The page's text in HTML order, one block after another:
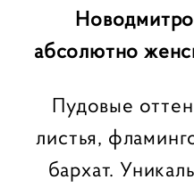
абсолютно
Пудовые
листья,
бархат.